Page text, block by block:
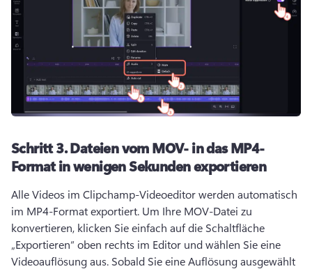
Schritt 3.Dateien vom MOV- in das MP4-
Format in wenigen Sekunden exportieren
Alle Videos im Clipchamp-Videoeditor werden automatisch
im MP4-Format exportiert. Um Ihre MOV-Datei zu
konvertieren, klicken Sie einfach auf die Schaltfläche
„Exportieren“ oben rechts im Editor und wählen Sie eine
Videoauflösung aus. Sobald Sie eine Auflösung ausgewählt